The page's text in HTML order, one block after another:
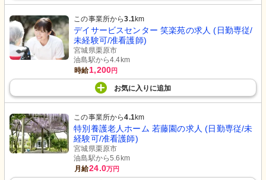
この事業所から3.1km
デイサービスセンター 笑楽苑の求人 (日勤専従/
未経験可/准看護師)
宮城県栗原市
油島駅から4.4km
時給1,200円
お気に入り に追加
この事業所から4.1km
特別養護老人ホーム 若藤園の求人 (日勤専従/未
経験可/准看護師)
宮城県栗原市
油島駅から5.6km
月給24.0万円